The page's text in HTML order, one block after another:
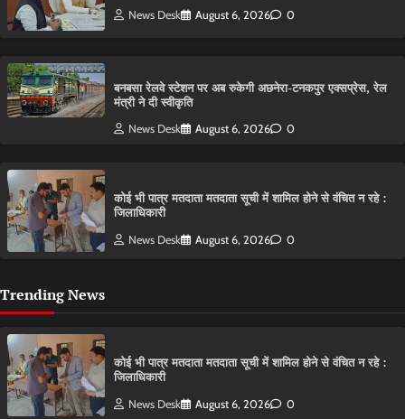
News Desk August 6, 2026 0
बनबसा रेलवे स्टेशन पर अब रुकेगी अछनेरा-टनकपुर एक्सप्रेस, रेल
मंत्री ने दी स्वीकृति
News Desk August 6, 2026 0
कोई भी पात्र मतदाता मतदाता सूची में शामिल होने से वंचित न रहे :
जिलाधिकारी
News Desk August 6, 2026 0
Trending News
कोई भी पात्र मतदाता मतदाता सूची में शामिल होने से वंचित न रहे :
जिलाधिकारी
News Desk August 6, 2026 0